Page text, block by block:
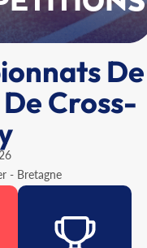
De
Cross-
- Bretagne